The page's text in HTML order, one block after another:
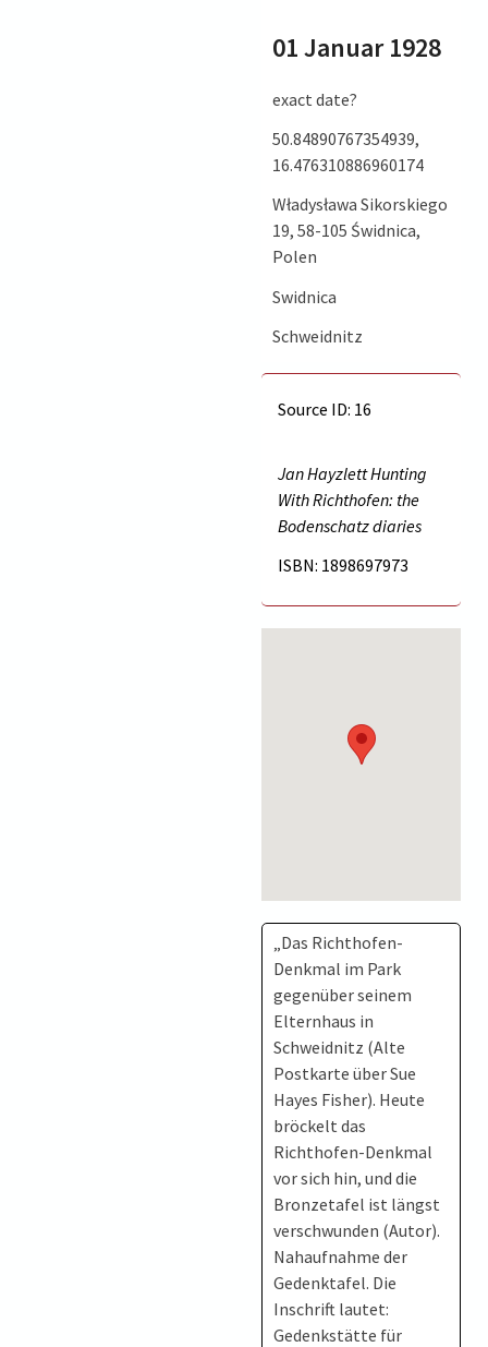
01 Januar 1928
exact date?
50.84890767354939,
16.476310886960174
Władysława Sikorskiego
19, 58-105 Świdnica,
Polen
Swidnica
Schweidnitz
Source ID: 16
Jan Hayzlett Hunting
With Richthofen: the
Bodenschatz diaries
ISBN: 1898697973
„Das Richthofen-
Denkmal im Park
gegenüber seinem
Elternhaus in
Schweidnitz (Alte
Postkarte über Sue
Hayes Fisher). Heute
bröckelt das
Richthofen-Denkmal
vor sich hin, und die
Bronzetafel ist längst
verschwunden (Autor).
Nahaufnahme der
Gedenktafel. Die
Inschrift lautet:
Gedenkstätte für